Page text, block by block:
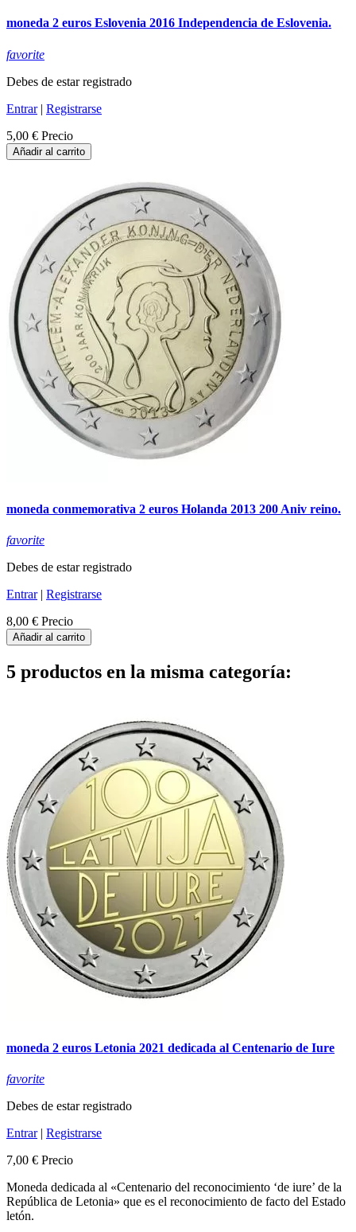
moneda 2 euros Eslovenia 2016 Independencia de Eslovenia.
favorite
Debes de estar registrado
Entrar| Registrarse
5,00 € Precio
Añadir al carrito
moneda conmemorativa 2 euros Holanda 2013 200 Aniv reino.
favorite
Debes de estar registrado
Entrar| Registrarse
8,00 € Precio
Añadir al carrito
5 productos en la misma categoría:
moneda 2 euros Letonia 2021 dedicada al Centenario de Iure
favorite
Debes de estar registrado
Entrar| Registrarse
7,00 € Precio
Moneda dedicada al «Centenario del reconocimiento ‘de iure’ de la
República de Letonia» que es el reconocimiento de facto del Estado
letón.